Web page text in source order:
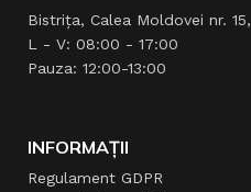
Bistrița, Calea Moldovei nr. 15,
L - V: 08:00 - 17:00
Pauza: 12:00-13:00
INFORMAȚII
Regulament GDPR